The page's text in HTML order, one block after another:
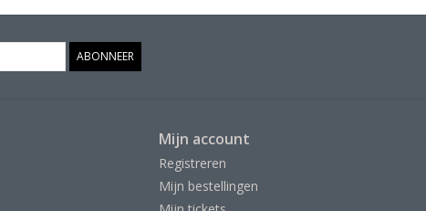
ABONNEER
Mijn account
Registreren
Mijn bestellingen